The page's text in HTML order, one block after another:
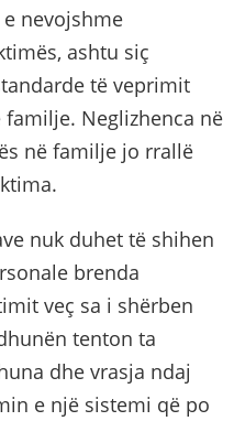
nevojshme
ashtu siç
të veprimit
Neglizhenca në
në familje jo rrallë
nuk duhet të shihen
brenda
veç sa i shërben
tenton ta
dhe vrasja ndaj
e një sistemi që po